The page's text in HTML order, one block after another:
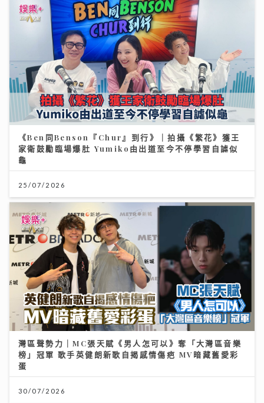
《Ben同Benson『Chur』到行》｜拍攝《繁花》獲王
家衛鼓勵臨場爆肚 Yumiko由出道至今不停學習自謔似
龜
25/07/2026
灣區聲勢力｜MC張天賦《男人怎可以》奪「大灣區音樂
榜」冠軍 歌手英健朗新歌自揭感情傷疤 MV暗藏舊愛彩
蛋
30/07/2026